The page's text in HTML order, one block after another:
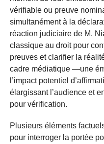
vérifiable ou preuve
simultanément à la
réaction judiciaire de M.
classique au droit pour
preuves et clarifier la
cadre médiatique —une
l’impact potentiel
élargissant l’audience et
pour vérification.
Plusieurs éléments
pour interroger la portée